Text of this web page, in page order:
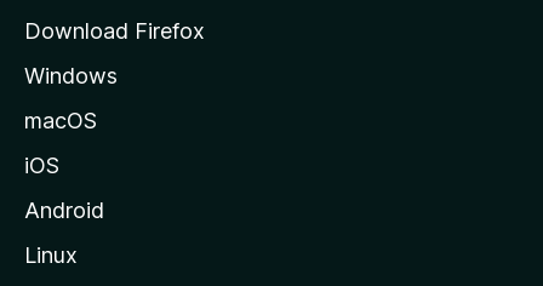
l
l
Download Firefox
Windows
macOS
iOS
Android
Linux